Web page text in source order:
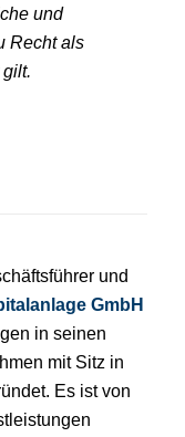
und
Recht als
und
GmbH
in seinen
mit Sitz in
Es ist von